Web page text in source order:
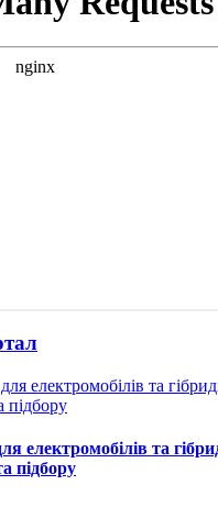
електромобілів та
підбору